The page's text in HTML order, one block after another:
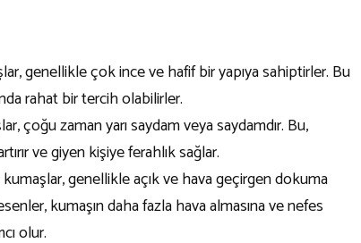
genellikle çok ince ve hafif bir yapıya sahiptirler. Bu
rahat bir tercih olabilirler.
çoğu zaman yarı saydam veya saydamdır. Bu,
ve giyen kişiye ferahlık sağlar.
genellikle açık ve hava geçirgen dokuma
kumaşın daha fazla hava almasına ve nefes
olur.